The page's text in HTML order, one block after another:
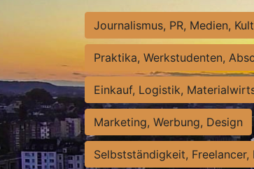
Journalismus, PR, Medien,
Praktika, Werkstudenten,
Einkauf, Logistik,
Marketing, Werbung, Design
Selbstständigkeit, Freelancer,